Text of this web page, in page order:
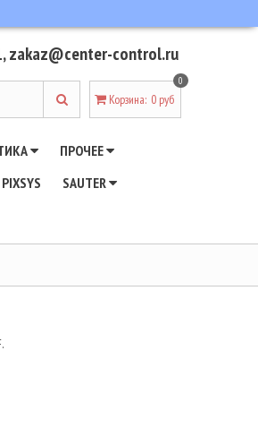
,zakaz@center-control.ru
Корзина:
0
0 руб
ПРОЧЕЕ
PIXSYS
SAUTER